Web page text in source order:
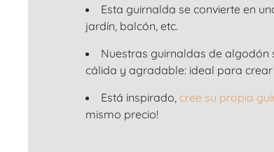
Esta guirnalda se convierte en
jardín, balcón, etc.
Nuestras guirnaldas de algodón
cálida y agradable: ideal para
Está inspirado, cree su propia
mismo precio!